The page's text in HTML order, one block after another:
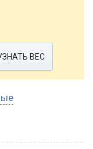
ВЕС